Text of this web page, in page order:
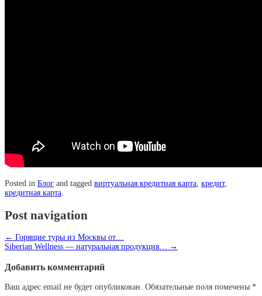
Posted in Блог and tagged виртуальная кредитная карта, кредит,
кредитная карта.
Post navigation
← Горящие туры из Москвы от…
Siberian Wellness — натуральная продукция… →
Добавить комментарий
Ваш адрес email не будет опубликован. Обязательные поля помечены *